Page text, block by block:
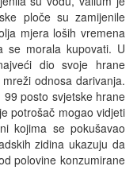
ploče su zamijenile
mjera loših vremena
se morala kupovati. U
dio svoje hrane
odnosa darivanja.
posto svjetske hrane
potrošač mogao vidjeti
kojima se pokušavao
zidina ukazuju da
polovine konzumirane